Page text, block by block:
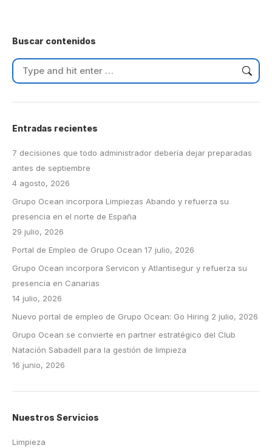
Buscar contenidos
Search:
Entradas recientes
7 decisiones que todo administrador debería dejar preparadas
antes de septiembre
4 agosto, 2026
Grupo Ocean incorpora Limpiezas Abando y refuerza su
presencia en el norte de España
29 julio, 2026
Portal de Empleo de Grupo Ocean 17 julio, 2026
Grupo Ocean incorpora Servicon y Atlantisegur y refuerza su
presencia en Canarias
14 julio, 2026
Nuevo portal de empleo de Grupo Ocean: Go Hiring 2 julio, 2026
Grupo Ocean se convierte en partner estratégico del Club
Natación Sabadell para la gestión de limpieza
16 junio, 2026
Nuestros Servicios
Limpieza